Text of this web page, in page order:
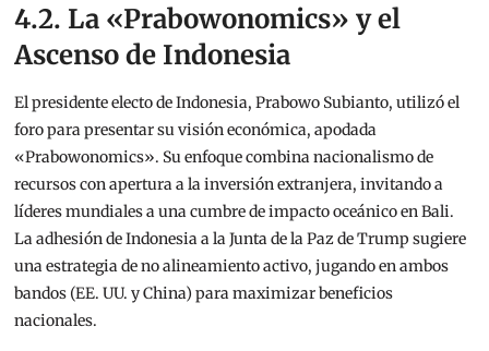
4.2. La «Prabowonomics» y el
Ascenso de Indonesia
El presidente electo de Indonesia, Prabowo Subianto, utilizó el
foro para presentar su visión económica, apodada
«Prabowonomics». Su enfoque combina nacionalismo de
recursos con apertura a la inversión extranjera, invitando a
líderes mundiales a una cumbre de impacto oceánico en Bali.
La adhesión de Indonesia a la Junta de la Paz de Trumpsugiere
una estrategia de no alineamiento activo, jugando en ambos
bandos (EE. UU. y China) para maximizar beneficios
nacionales.